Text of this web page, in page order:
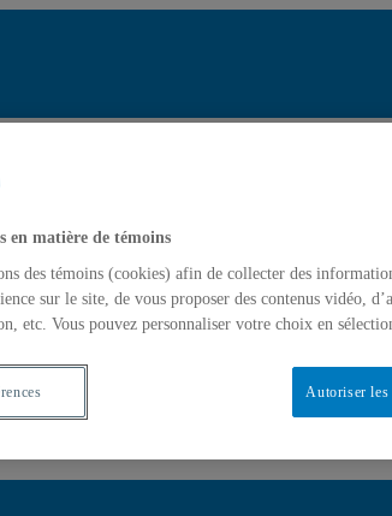
des organisations
territoriales
en matière de témoins
des témoins (cookies) afin de collecter des
sur le site, de vous proposer des contenus vidéo,
etc. Vous pouvez personnaliser votre choix en
Autoriser les